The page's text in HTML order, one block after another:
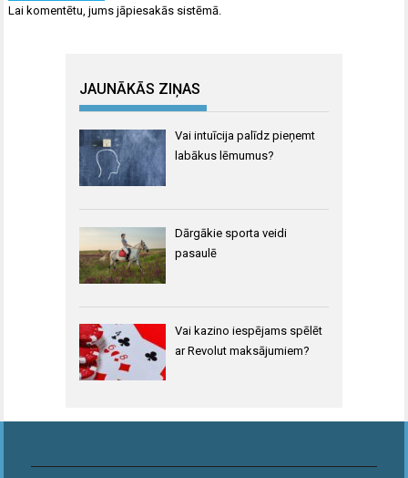
Lai komentētu, jumsjāpiesakās sistēmā.
JAUNĀKĀS ZIŅAS
Vai intuīcija palīdz pieņemt
labākus lēmumus?
Dārgākie sporta veidi
pasaulē
Vai kazino iespējams spēlēt
ar Revolut maksājumiem?